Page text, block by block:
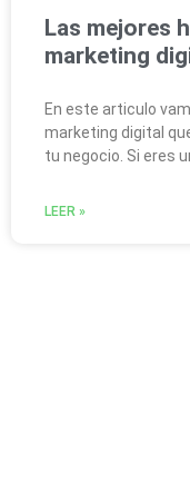
Las mejores
marketing
En este articulo
marketing digital
tu negocio. Si eres
LEER »